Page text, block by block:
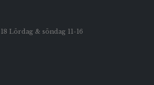
Lördag & söndag 11-16